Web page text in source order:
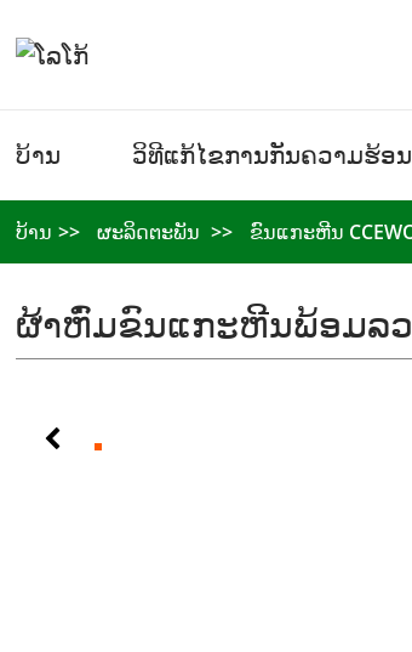
ບ້ານ ວິທີແກ້ໄຂການກັນຄວາມຮ້ອນ
ບ້ານ ຜະລິດຕະພັນ ຂົນແກະຫີນ
ຜ້າຫົ່ມຂົນແກະຫີນພ້ອມລ